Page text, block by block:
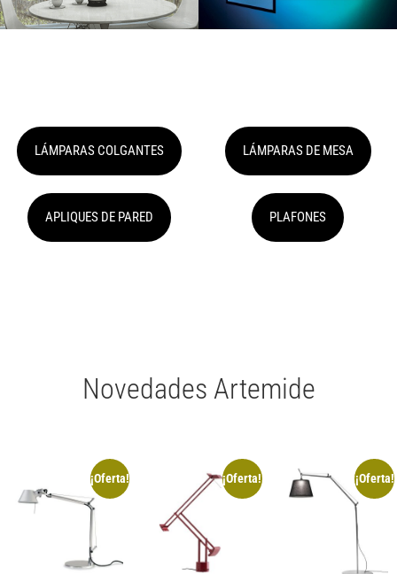
LÁMPARAS COLGANTES LÁMPARAS DE MESA
APLIQUES DE PARED PLAFONES
Novedades Artemide
¡Oferta! ¡Oferta! ¡Oferta!